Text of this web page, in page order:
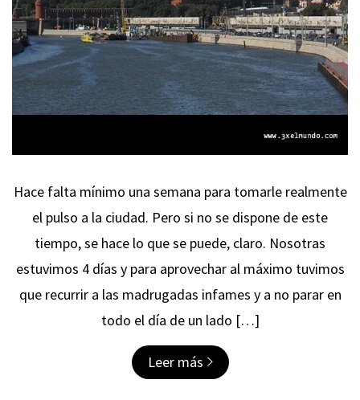
Hace falta mínimo una semana para tomarle realmente
el pulso a la ciudad. Pero si no se dispone de este
tiempo, se hace lo que se puede, claro. Nosotras
estuvimos 4 días y para aprovechar al máximo tuvimos
que recurrir a las madrugadas infames y a no parar en
todo el día de un lado […]
Leer más